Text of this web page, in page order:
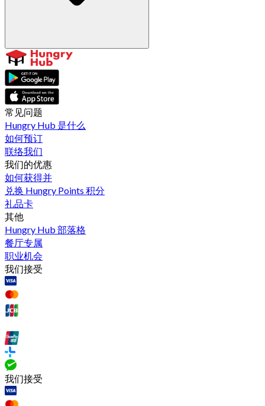
常见问题
Hungry Hub 是什么
如何预订
联络我们
我们的优惠
如何获得并
兑换 Hungry Points 积分
礼品卡
其他
Hungry Hub 部落格
餐厅专属
职业机会
我们接受
我们接受